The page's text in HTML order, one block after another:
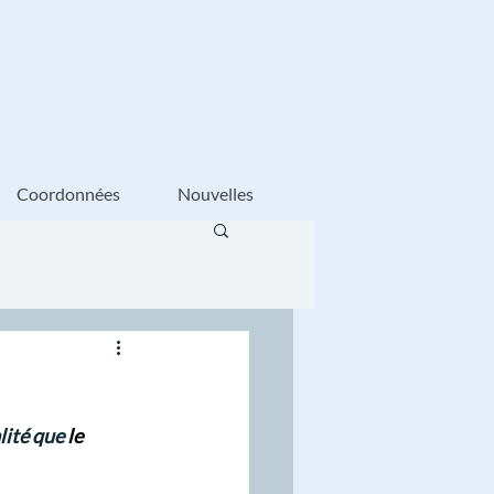
Coordonnées Nouvelles
que le